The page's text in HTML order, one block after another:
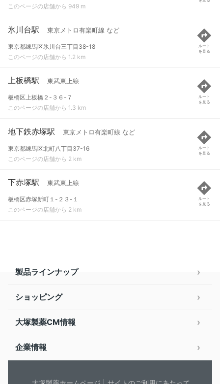
このページの店舗から 949 m
氷川台駅 東京メトロ有楽町線 など
東京都練馬区氷川台三丁目38-18
このページの店舗から 1.2 km
ルート
を見る
上板橋駅 東武東上線
板橋区上板橋２-３６-７
このページの店舗から 1.3 km
ルート
を見る
地下鉄赤塚駅 東京メトロ有楽町線 など
東京都練馬区北町八丁目37-16
このページの店舗から 2 km
ルート
を見る
下赤塚駅 東武東上線
板橋区赤塚新町１-２３-１
このページの店舗から 2 km
ルート
を見る
製品ラインナップ
ショッピング
大塚製薬CM情報
企業情報